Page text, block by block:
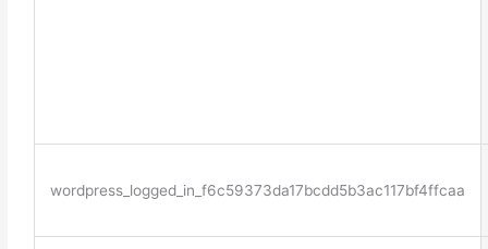
wordpress_logged_in_f6c59373da17bcdd5b3ac117bf4ffcaa